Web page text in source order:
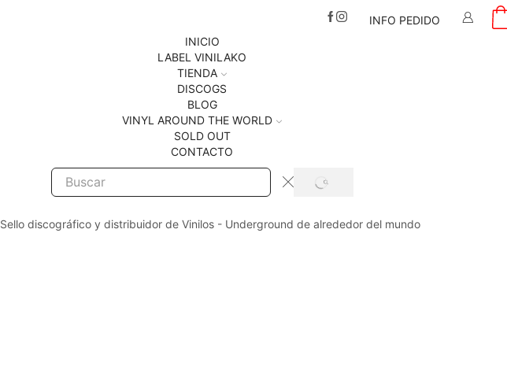
INFO PEDIDO
INICIO
LABEL VINILAKO
TIENDA
DISCOGS
BLOG
VINYL AROUND THE WORLD
SOLD OUT
CONTACTO
Search
SEARCH
Sello discográfico y distribuidor de Vinilos - Underground de alrededor del mundo